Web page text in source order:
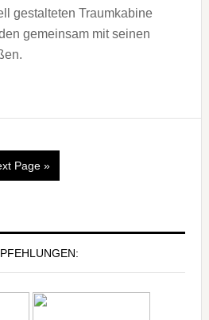
gestalteten Traumkabine
gemeinsam mit seinen
Page »